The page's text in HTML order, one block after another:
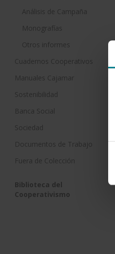
Análisis de Campaña
Monografías
Otros informes
Cuadernos Cooperativos
Manuales Cajamar
Sostenibilidad
Banca Social
Sociedad
Documentos de Trabajo
Fuera de Colección
Biblioteca del
Cooperativismo